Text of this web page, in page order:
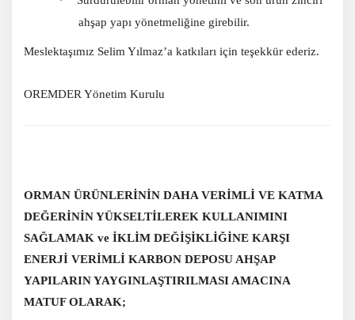
ahşap yapı yönetmeliğine girebilir.
Meslektaşımız Selim Yılmaz’a katkıları için teşekkür ederiz.
OREMDER Yönetim Kurulu
ORMAN ÜRÜNLERİNİN DAHA VERİMLİ VE KATMA
DEĞERİNİN YÜKSELTİLEREK KULLANIMINI
SAĞLAMAK ve İKLİM DEĞİŞİKLİĞİNE KARŞI
ENERJİ VERİMLİ KARBON DEPOSU AHŞAP
YAPILARIN YAYGINLAŞTIRILMASI AMACINA
MATUF OLARAK;